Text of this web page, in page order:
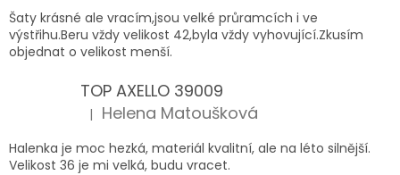
Šaty krásné ale vracím,jsou velké průramcích i ve
výstřihu.Beru vždy velikost 42,byla vždy vyhovující.Zkusím
objednat o velikost menší.
TOP AXELLO 39009
Hodnocení produktu je 5 z 5 hvězdiček.
| Helena Matoušková
Halenka je moc hezká, materiál kvalitní, ale na léto silnější.
Velikost 36 je mi velká, budu vracet.